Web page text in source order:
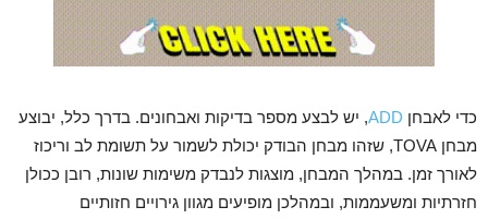
כדי לאבחן ADD, יש לבצע מספר בדיקות ואבחונים. בדרך כלל, יבוצע
מבחן TOVA, שזהו מבחן הבודק יכולת לשמור על תשומת לב וריכוז
לאורך זמן. במהלך המבחן, מוצגות לנבדק משימות שונות, רובן ככולן
חזרתיות ומשעממות, ובמהלכן מופיעים מגוון גירויים חזותיים